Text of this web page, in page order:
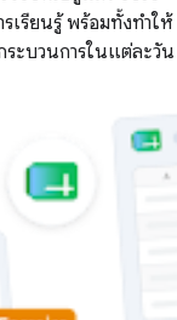
เรียนรู้ พร้อมทั้งทำให้
ะบวนการในแต่ละวัน